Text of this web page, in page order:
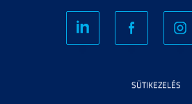
SÜTIKEZELÉS